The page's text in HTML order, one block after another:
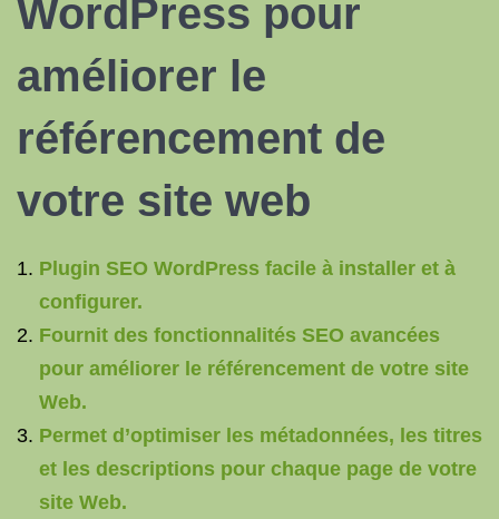
WordPress pour
améliorer le
référencement de
votre site web
Plugin SEO WordPress facile à installer et à
configurer.
Fournit des fonctionnalités SEO avancées
pour améliorer le référencement de votre site
Web.
Permet d’optimiser les métadonnées, les titres
et les descriptions pour chaque page de votre
site Web.